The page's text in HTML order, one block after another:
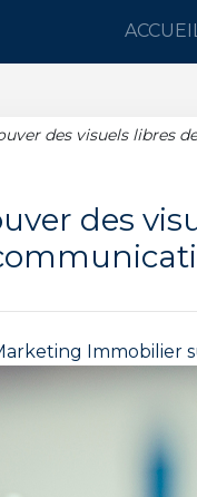
des visuels libres
des
Immobilier